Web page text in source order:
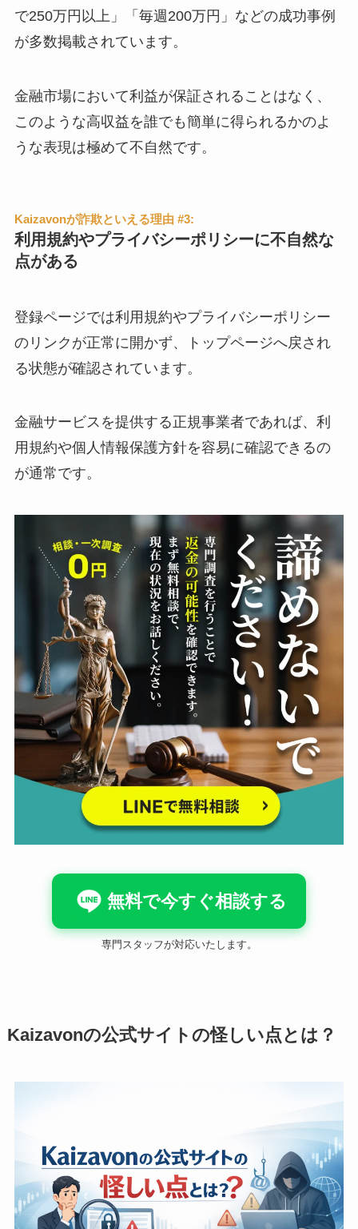
で250万円以上」「毎週200万円」などの成功事例
が多数掲載されています。
金融市場において利益が保証されることはなく、
このような高収益を誰でも簡単に得られるかのよ
うな表現は極めて不自然です。
Kaizavonが詐欺といえる理由 #3:
利用規約やプライバシーポリシーに不自然な
点がある
登録ページでは利用規約やプライバシーポリシー
のリンクが正常に開かず、トップページへ戻され
る状態が確認されています。
金融サービスを提供する正規事業者であれば、利
用規約や個人情報保護方針を容易に確認できるの
が通常です。
無料で今すぐ相談する
専門スタッフが対応いたします。
Kaizavonの公式サイトの怪しい点とは？